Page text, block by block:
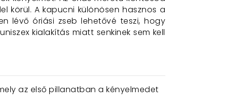
körül. A kapucni különösen hasznos a
lévő óriási zseb lehetővé teszi, hogy
kialakítás miatt senkinek sem kell
az első pillanatban a kényelmedet